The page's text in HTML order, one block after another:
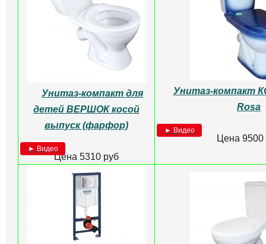
Цена 8000 руб
расстояние
Цена 5500
Бачок сливной для
унитаза ОРИОН
Цена 4200 руб
Унитаз с
Norm
Цена